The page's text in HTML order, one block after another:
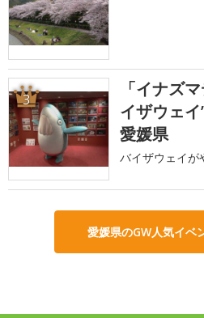
3
「イナズ
イザウェ
愛媛県
バイザウェイが
愛媛県のGW人気イベ